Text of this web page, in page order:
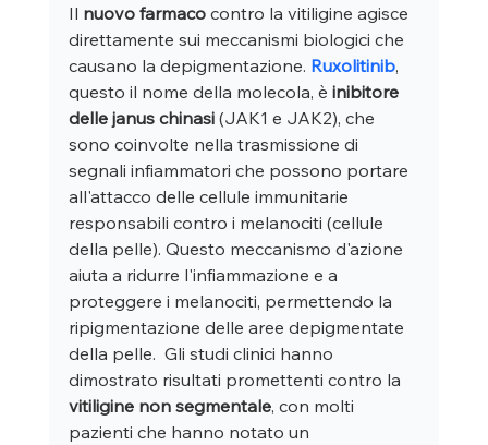
Il nuovo farmaco contro la vitiligine agisce
direttamente sui meccanismi biologici che
causano la depigmentazione. Ruxolitinib,
questo il nome della molecola, è inibitore
delle janus chinasi (JAK1 e JAK2), che
sono coinvolte nella trasmissione di
segnali infiammatori che possono portare
all'attacco delle cellule immunitarie
responsabili contro i melanociti (cellule
della pelle). Questo meccanismo d'azione
aiuta a ridurre l'infiammazione e a
proteggere i melanociti, permettendo la
ripigmentazione delle aree depigmentate
della pelle.  Gli studi clinici hanno
dimostrato risultati promettenti contro la
vitiligine non segmentale, con molti
pazienti che hanno notato un